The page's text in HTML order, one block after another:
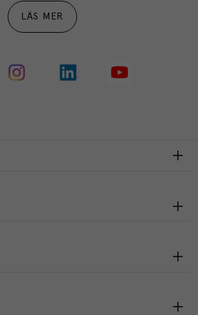
LÄS MER